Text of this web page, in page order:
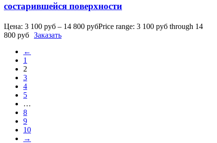
cостарившейся поверхности
Цена: 3 100 руб – 14 800 рубPrice range: 3 100 руб through 14
800 руб Заказать
←
1
2
3
4
5
…
8
9
10
→